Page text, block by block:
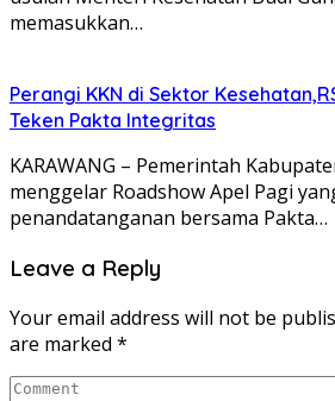
memasukkan…
Perangi KKN di Sektor
Teken Pakta Integritas
KARAWANG – Pemerintah
menggelar Roadshow Apel Pagi
penandatanganan bersama Pakta…
Leave a Reply
Your email address will not be
are marked *